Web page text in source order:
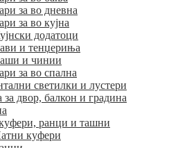
за во дневна
за во кујна
додатоци
и тенџериња
и чинии
за во спална
светилки и лустери
двор, балкон и градина
ранци и ташни
куфери